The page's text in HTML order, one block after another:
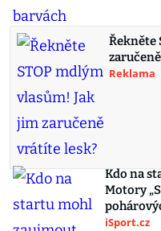
Řekněte
Reklama
Kdo na
Motory
iSport.cz